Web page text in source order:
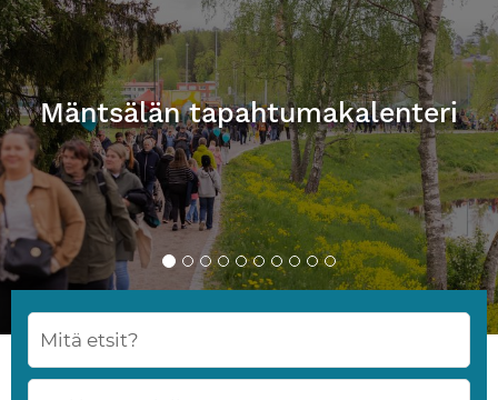
Mäntsälän tapahtumakalenteri
Etsi vapaamuotoisella sanahaulla. Lista
Valitse päivämääräväli. Lista päivittyy heti